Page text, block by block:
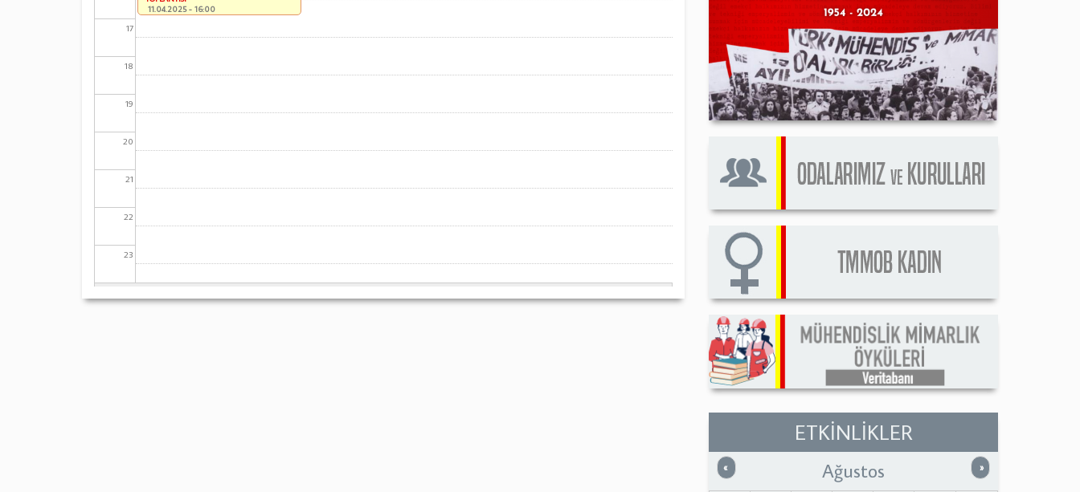
17
18
19
20
21
22
23
11.04.2025 - 16:00
ETKİNLİKLER
« Önceki »Sonraki
Ağustos